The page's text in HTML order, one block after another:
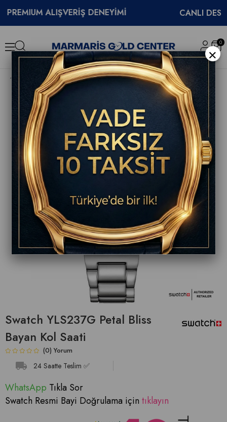
ALIŞVERİŞ DENEYİMİ CANLI DESTEK
0
Swatch YLS237G Petal Bliss Bayan Kol Saati
Swatch YLS237G Petal Bliss
Bayan Kol Saati
(0)
24 Saatte Teslim ✅
WhatsApp Tıkla Sor
Swatch Resmi Bayi Doğrulama için tıklayın
×